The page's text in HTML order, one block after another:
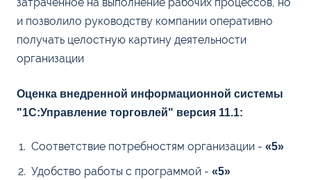
и позволило руководству компании оперативно
получать целостную картину деятельности
организации
Оценка внедренной информационной системы
"1С:Управление торговлей" версия 11.1:
Соответствие потребностям организации - «5»
Удобство работы с программой - «5»